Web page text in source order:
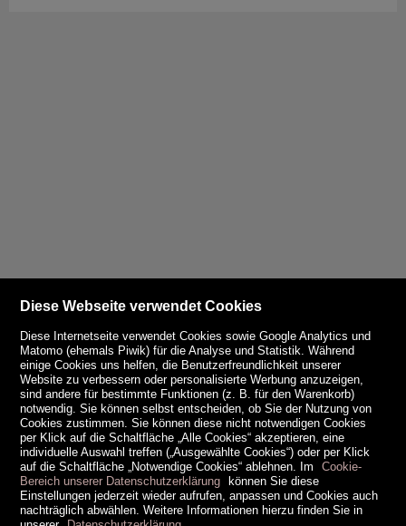
Diese Webseite verwendet Cookies
Diese Internetseite verwendet Cookies sowie Google Analytics und
Matomo (ehemals Piwik) für die Analyse und Statistik. Während
einige Cookies uns helfen, die Benutzerfreundlichkeit unserer
Website zu verbessern oder personalisierte Werbung anzuzeigen,
sind andere für bestimmte Funktionen (z. B. für den Warenkorb)
notwendig. Sie können selbst entscheiden, ob Sie der Nutzung von
Cookies zustimmen. Sie können diese nicht notwendigen Cookies
per Klick auf die Schaltfläche „Alle Cookies“ akzeptieren, eine
individuelle Auswahl treffen („Ausgewählte Cookies“) oder per Klick
auf die Schaltfläche „Notwendige Cookies“ ablehnen. Im
Cookie-
Bereich unserer Datenschutzerklärung können Sie diese
Einstellungen jederzeit wieder aufrufen, anpassen und Cookies auch
nachträglich abwählen. Weitere Informationen hierzu finden Sie in